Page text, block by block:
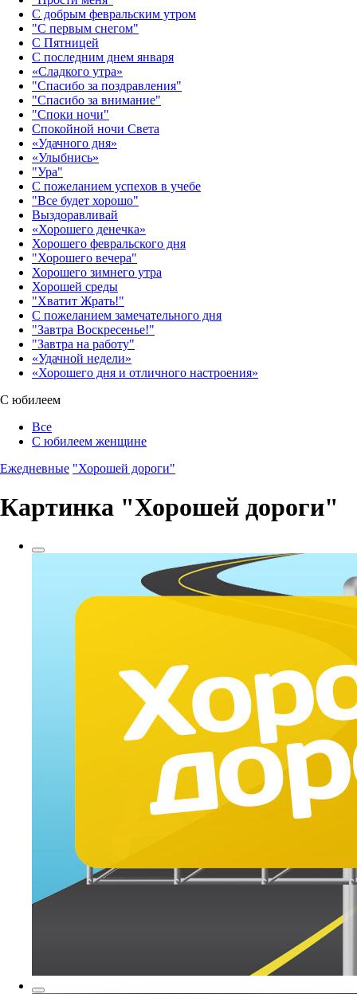
С добрым февральским утром
"С первым снегом"
С Пятницей
С последним днем января
«Сладкого утра»‎
"Спасибо за поздравления"
"Спасибо за внимание"
"Споки ночи"
Спокойной ночи Света
«Удачного дня»‎
«Улыбнись»‎
"Ура"
С пожеланием успехов в учебе
"Все будет хорошо"
Выздоравливай
«‎Хорошего денечка»‎
Хорошего февральского дня
"Хорошего вечера"
Хорошего зимнего утра
Хорошей среды
"Хватит Жрать!"
С пожеланием замечательного дня
"Завтра Воскресенье!"
"Завтра на работу"
«Удачной недели»‎
«Хорошего дня и отличного настроения»‎
С юбилеем
Все
С юбилеем женщине
Ежедневные "Хорошей дороги"
Картинка "Хорошей дороги"